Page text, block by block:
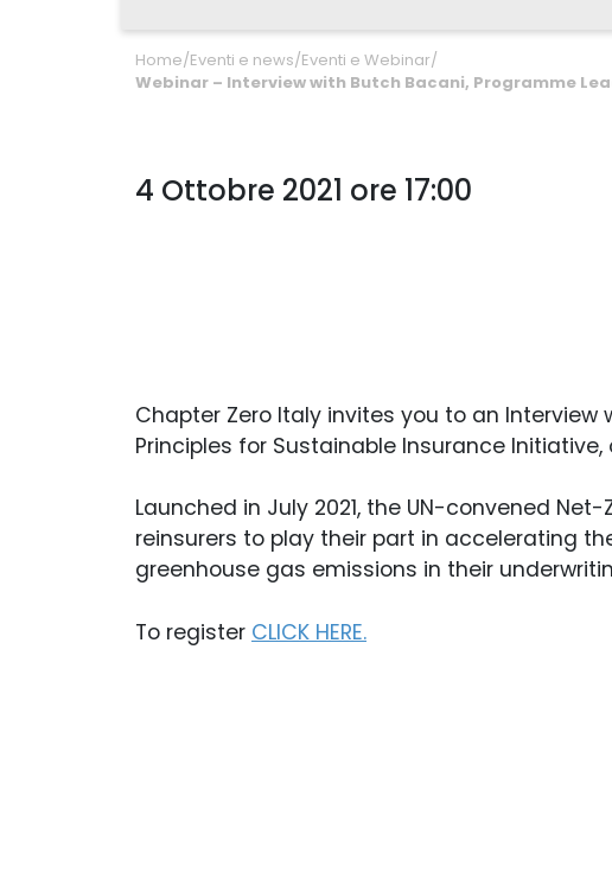
Home/Eventi e news/Eventi e Webinar/
Webinar – Interview with Butch Bacani, Programme
4 Ottobre 2021 ore 17:00
Chapter Zero Italy invites you to an Interview
Principles for Sustainable Insurance
Launched in July 2021, the UN-convened
reinsurers to play their part in accelerating
greenhouse gas emissions in their
To register CLICK HERE.